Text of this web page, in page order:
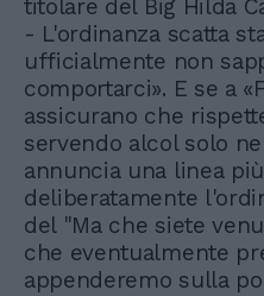
titolare del Big Hilda
- L'ordinanza scatta
ufficialmente non
comportarci». E se a
assicurano che
servendo alcol solo
annuncia una linea
deliberatamente
del "Ma che siete
che eventualmente
appenderemo sulla